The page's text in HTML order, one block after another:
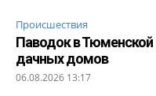
Происшествия
Паводок в Тюменской
дачных домов
06.08.2026 13:17